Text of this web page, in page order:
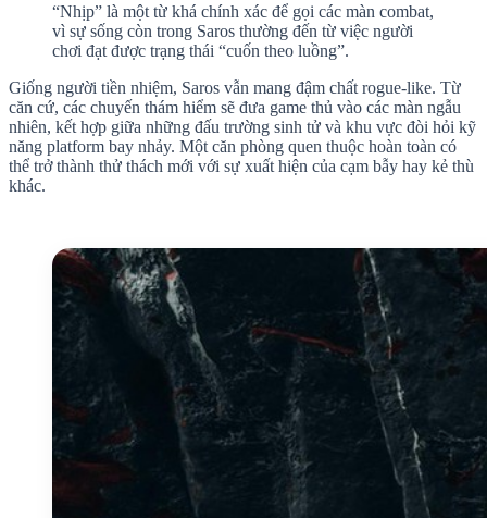
“Nhịp” là một từ khá chính xác để gọi các màn combat,
vì sự sống còn trong Saros thường đến từ việc người
chơi đạt được trạng thái “cuốn theo luồng”.
Giống người tiền nhiệm, Saros vẫn mang đậm chất rogue-like. Từ
căn cứ, các chuyến thám hiểm sẽ đưa game thủ vào các màn ngẫu
nhiên, kết hợp giữa những đấu trường sinh tử và khu vực đòi hỏi kỹ
năng platform bay nhảy. Một căn phòng quen thuộc hoàn toàn có
thể trở thành thử thách mới với sự xuất hiện của cạm bẫy hay kẻ thù
khác.